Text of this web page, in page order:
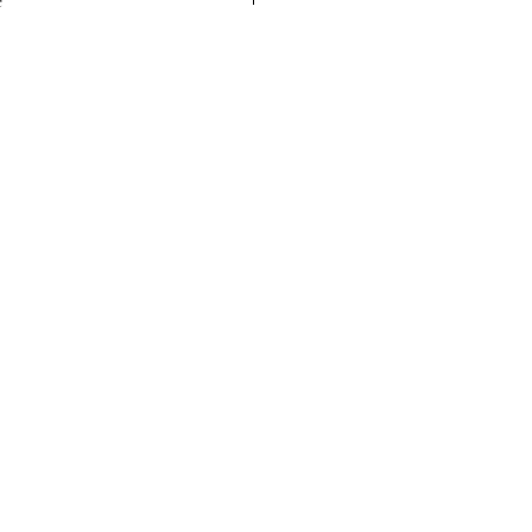
ráda upravím,
zdarma.
doplnit své míry, a v